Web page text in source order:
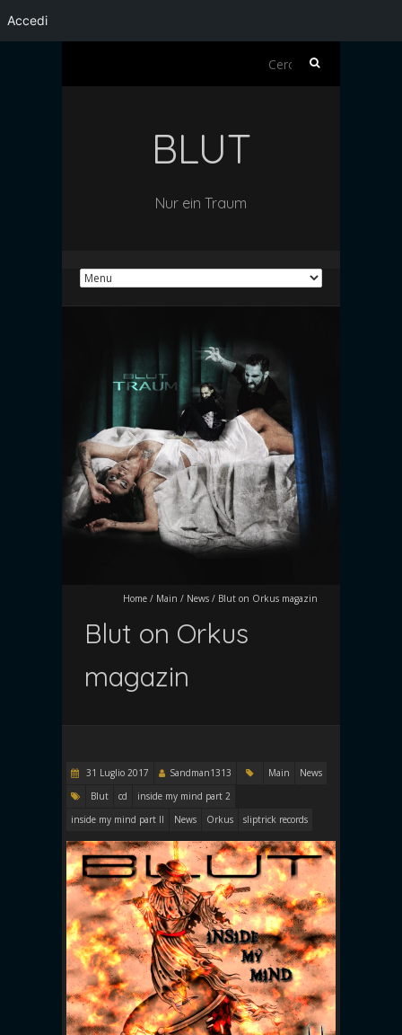
Accedi
Ricerca
BLUT
Nur ein Traum
Home / Main / News / Blut on Orkus magazin
Blut on Orkus
magazin
31 Luglio 2017 Sandman1313 Main
News
Blut
cd
inside my mind part 2
inside my mind part II
News Orkus sliptrick records